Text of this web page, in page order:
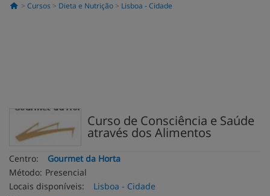
Cursos Dieta e Nutrição Lisboa - Cidade
Curso de Consciência e Saúde
através dos Alimentos
Centro:
Gourmet da Horta
Método: Presencial
Locais disponíveis:
Lisboa - Cidade